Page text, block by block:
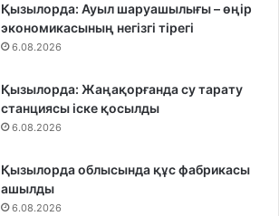
Қызылорда: Ауыл шаруашылығы – өңір
экономикасының негізгі тірегі
6.08.2026
Қызылорда: Жаңақорғанда су тарату
станциясы іске қосылды
6.08.2026
Қызылорда облысында құс фабрикасы
ашылды
6.08.2026